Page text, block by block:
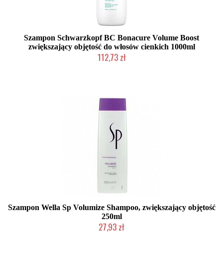
Szampon Schwarzkopf BC Bonacure Volume Boost
zwiększający objętość do włosów cienkich 1000ml
112,73 zł
Szampon Wella Sp Volumize Shampoo, zwiększający objętość
250ml
27,93 zł